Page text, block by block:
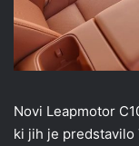
Novi Leapmotor
ki jih je predstavilo